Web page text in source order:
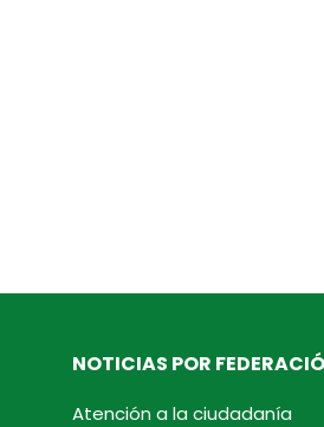
NOTICIAS POR
Atención a la ciudadanía